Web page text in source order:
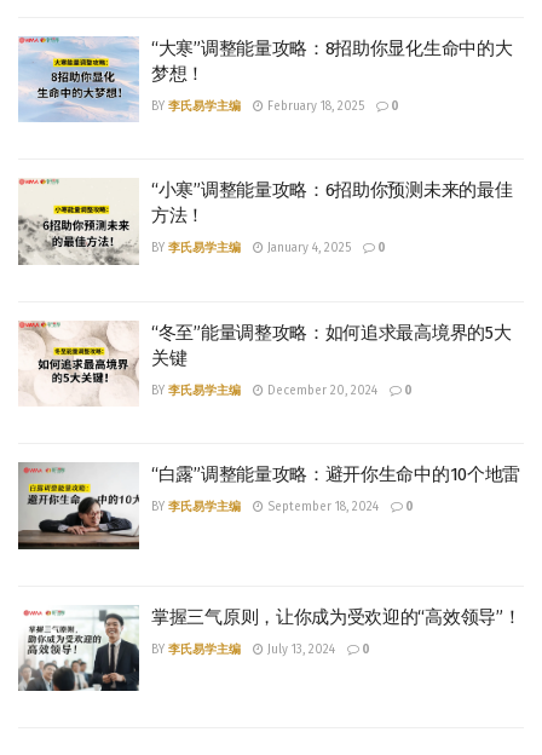
“大寒”调整能量攻略：8招助你显化生命中的大
梦想！
BY 李氏易学主编 February 18, 2025 0
“小寒”调整能量攻略：6招助你预测未来的最佳
方法！
BY 李氏易学主编 January 4, 2025 0
“冬至”能量调整攻略：如何追求最高境界的5大
关键
BY 李氏易学主编 December 20, 2024 0
“白露”调整能量攻略：避开你生命中的10个地雷
BY 李氏易学主编 September 18, 2024 0
掌握三气原则，让你成为受欢迎的“高效领导”！
BY 李氏易学主编 July 13, 2024 0